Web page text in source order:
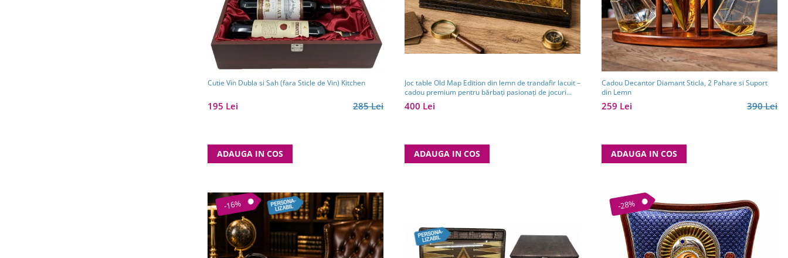
Cutie Vin Dubla si Sah (fara Sticle de Vin) Kitchen
285 Lei
195 Lei
ADAUGA IN COS
Joc table Old Map Edition din lemn de trandafir lacuit –
cadou premium pentru bărbați pasionați de jocuri
clasice
400 Lei
ADAUGA IN COS
Cadou Decantor Diamant Sticla, 2 Pahare si Suport
din Lemn
390 Lei
259 Lei
ADAUGA IN COS
-16% -28%